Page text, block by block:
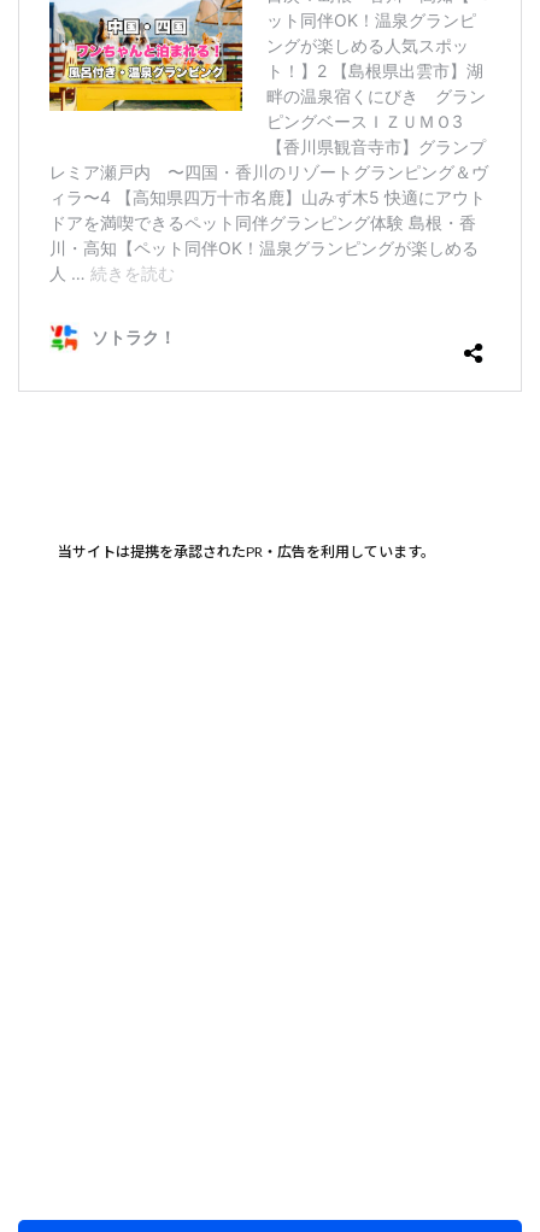
当サイトは提携を承認されたPR・広告を利用しています。